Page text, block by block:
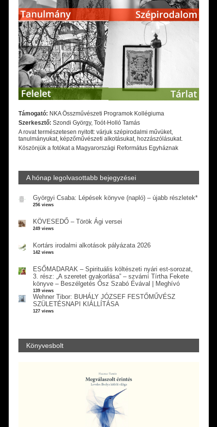
Támogató: NKA Összművészeti Programok Kollégiuma
Szerkesztő: Szondi György, Toót-Holló Tamás
A rovat természetesen nyitott: várjuk szépirodalmi művüket,
tanulmányukat, képzőművészeti alkotásukat, hozzászólásukat.
Köszönjük a fotókat a Magyarországi Református Egyháznak
A hónap legolvasottabb bejegyzései
Györgyi Csaba: Lépések könyve (napló) – újabb részletek*
256 views
KÖVESEDŐ – Török Ági versei
249 views
Kortárs irodalmi alkotások pályázata 2026
142 views
ESŐMADARAK – Spirituális költészeti nyári est-sorozat,
3. rész: „A szeretet gyakorlása” – szvámí Tírtha Fekete
könyve – Beszélgetés Ősz Szabó Évával | Meghívó
139 views
Wehner Tibor: BUHÁLY JÓZSEF FESTŐMŰVÉSZ
SZÜLETÉSNAPI KIÁLLÍTÁSA
127 views
Könyvesbolt